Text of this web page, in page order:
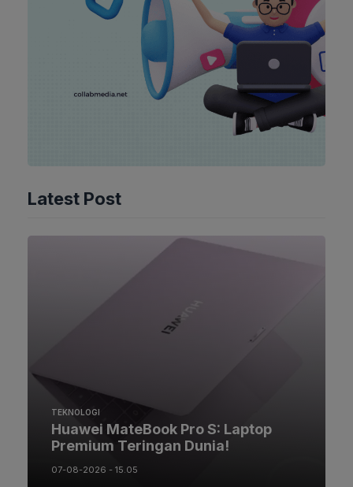
Latest Post
TEKNOLOGI
Huawei MateBook Pro S: Laptop
Premium Teringan Dunia!
07-08-2026 - 15.05